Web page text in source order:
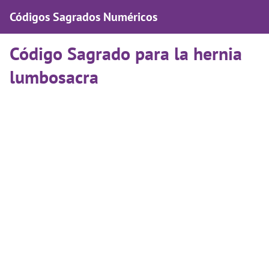
Códigos Sagrados Numéricos
Código Sagrado para la hernia
lumbosacra